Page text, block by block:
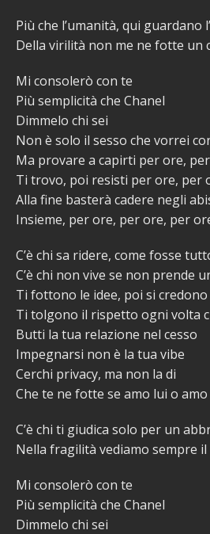
Più che l’umanità, qui guardano
Della virilità non me ne fotte un
Mi consolerò con te
Più semplicità che Chanel
Dimmelo chi sei
Non è solo il sesso che vorrei
Ma provare a capirti per ore,
Ti trovo, poi resisti per ore, per
Alla fine basterà cadere negli
Insieme, per ore, per ore, per
C’è chi sa ridere, come fosse
C’è chi non vive se non prende
Ti fottono le idee, poi si
Ti tolgono il rispetto ogni volta
Butti la tua relazione nel cesso
Impegnarsi non è la tua vibe
Cerchi privacy, ma non la di
Che te ne fotte se amo lui o amo
C’è chi ti giudica solo per un
Nella fragilità vediamo sempre il
Mi consolerò con te
Più semplicità che Chanel
Dimmelo chi sei